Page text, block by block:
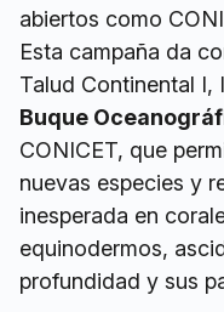
abiertos como
Esta campaña da
Talud Continental I,
Buque
CONICET, que
nuevas especies y
inesperada en
equinodermos,
profundidad y sus